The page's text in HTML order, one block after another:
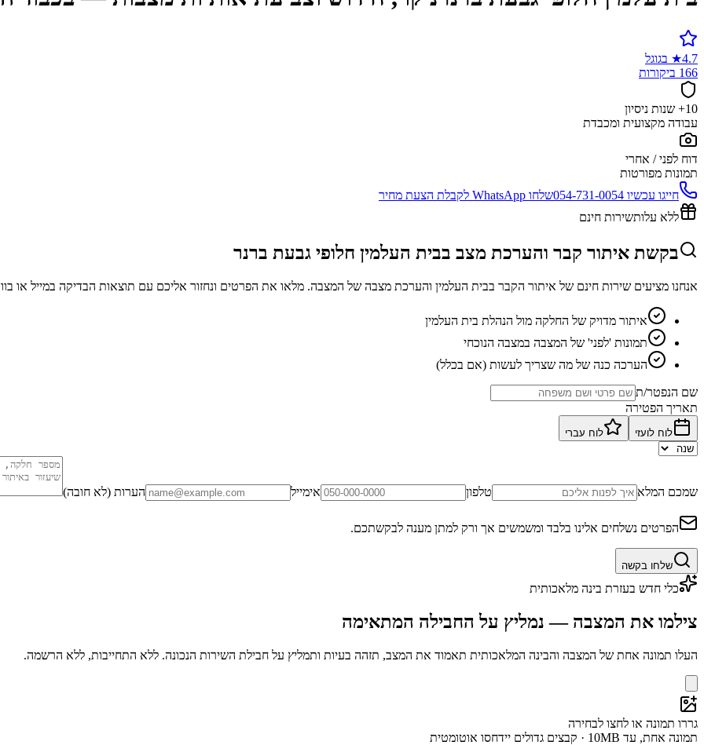
4.7
★ בגוגל
166 ביקורות
10+ שנות ניסיון
עבודה מקצועית ומכבדת
דוח לפני / אחרי
תמונות מפורטות
חייגו עכשיו 054-731-0054שלחו WhatsApp לקבלת הצעת מחיר
ללא עלותשירות חינם
בקשת איתור קבר והערכת מצב בבית העלמין חלופי גבעת ברנר
אנחנו מציעים שירות חינם של איתור הקבר בבית העלמין והערכת מצבה של המצבה. מלאו את הפרטים ונחזור אליכם עם תוצאות הבדיקה במייל או
איתור מדויק של החלקה מול הנהלת בית העלמין
תמונות 'לפני' של המצבה במצבה הנוכחי
הערכה כנה של מה שצריך לעשות (אם בכלל)
שם הנפטר/ת
תאריך הפטירה
לוח לועזי לוח עברי
שמכם המלא טלפון אימייל הערות (לא חובה)
הפרטים נשלחים אלינו בלבד ומשמשים אך ורק למתן מענה לבקשתכם.
שלחו בקשה
כלי חדש בעזרת בינה מלאכותית
צילמו את המצבה — נמליץ על החבילה המתאימה
העלו תמונה אחת של המצבה והבינה המלאכותית תאמוד את המצב, תזהה בעיות ותמליץ על חבילת השירות הנכונה. ללא התחייבות, ללא הרשמה.
גררו תמונה או לחצו לבחירה
תמונה אחת, עד 10MB · קבצים גדולים יידחסו אוטומטית